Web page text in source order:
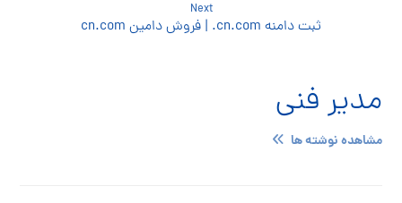
Next
ثبت دامنه cn.com. | فروش دامین cn.com
مدیر فنی
مشاهده نوشته ها